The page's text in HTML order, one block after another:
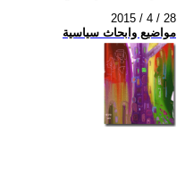
2015 / 4 / 28
مواضيع وابحاث سياسية